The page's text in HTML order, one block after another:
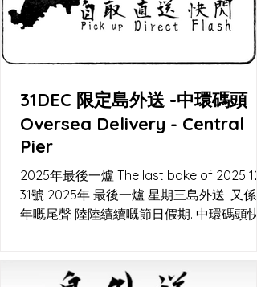
31DEC 限定島外送 -中環碼頭
Oversea Delivery - Central
Pier
2025年最後一爐 The last bake of 2025 12月
31號 2025年 最後一爐 星期三島外送. 又係一
年嘅尾聲 陸陸續續嘅節日假期. 中環碼頭快閃